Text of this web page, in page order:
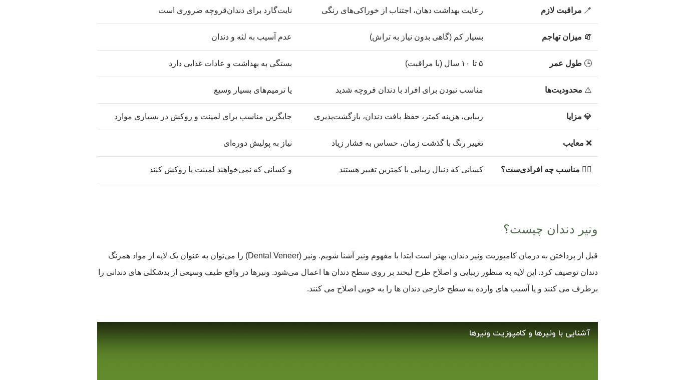
🪥 مراقبت لازم رعایت بهداشت دهان، اجتناب از خوراکی‌های رنگی نایت‌گارد برای دندان‌قروچه ضروری است
🧯 میزان تهاجم بسیار کم (گاهی بدون نیاز به تراش) عدم آسیب به لثه و دندان
🕒 طول عمر ۵ تا ۱۰ سال (با مراقبت) بستگی به بهداشت و عادات غذایی دارد
⚠️ محدودیت‌ها مناسب نبودن برای افراد با دندان قروچه شدید یا ترمیم‌های بسیار وسیع
💎 مزایا زیبایی، هزینه کمتر، حفظ بافت دندان، بازگشت‌پذیری جایگزین مناسب برای لمینت و روکش در بسیاری موارد
❌ معایب تغییر رنگ با گذشت زمان، حساس به فشار زیاد نیاز به پولیش دوره‌ای
👨‍⚕️ مناسب چه افرادی‌ست؟ کسانی که دنبال زیبایی با کمترین تغییر هستند و کسانی که نمی‌خواهند لمینت یا روکش کنند
ونیر دندان چیست؟
قبل از پرداختن به درمان کامپوزیت ونیر دندان، بهتر است ابتدا با مفهوم ونیر آشنا شویم. ونیر (Dental Veneer) را می‌توان به عنوان یک لایه‌ از مواد همرنگ
دندان توصیف کرد. این لایه به منظور زیبایی و اصلاح طرح لبخند بر روی سطح دندان ها اعمال می‌شود. ونیرها در واقع طیف وسیعی از بدشکلی های دندانی را
برطرف می کنند و یا آسیب های وارده به سطح خارجی دندان ها را به خوبی اصلاح می کنند.